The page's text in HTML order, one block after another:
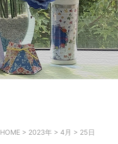
HOME > 2023年 > 4月 > 25日